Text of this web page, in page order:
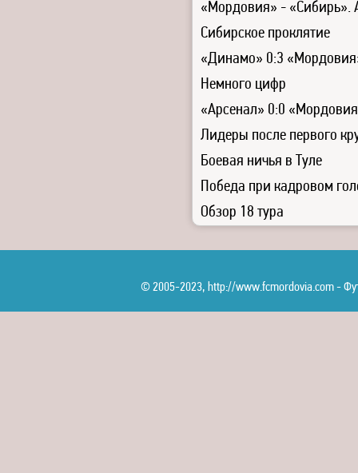
«Мордовия» - «Сибирь».
Сибирское проклятие
«Динамо» 0:3
Немного цифр
«Арсенал» 0:0
Лидеры после первого
Боевая ничья в Туле
Победа при кадровом
Обзор 18 тура
© 2005-2023, http://www.fcmordovia.com -